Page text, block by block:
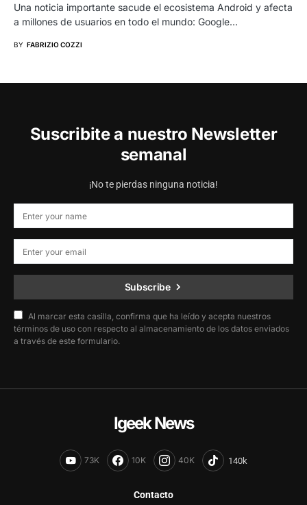
Una noticia importante sacude el ecosistema Android y afecta
a millones de usuarios en todo el mundo: Google…
BY FABRIZIO COZZI
Suscribite a nuestro Newsletter
semanal
¡No te pierdas ninguna noticia!
Subscribe
Al marcar esta casilla, confirma que ha leído y acepta nuestros
términos de uso con respecto al almacenamiento de los datos enviados
a través de este formulario.
Igeek News
73K 10K 40K
Contacto